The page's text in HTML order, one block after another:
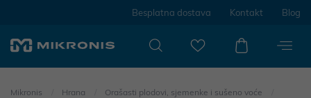
Besplatna dostava Kontakt Blog
Mikronis Hrana Orašasti plodovi, sjemenke i sušeno voće